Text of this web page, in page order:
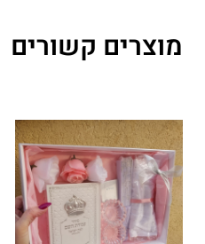
מוצרים קשורים